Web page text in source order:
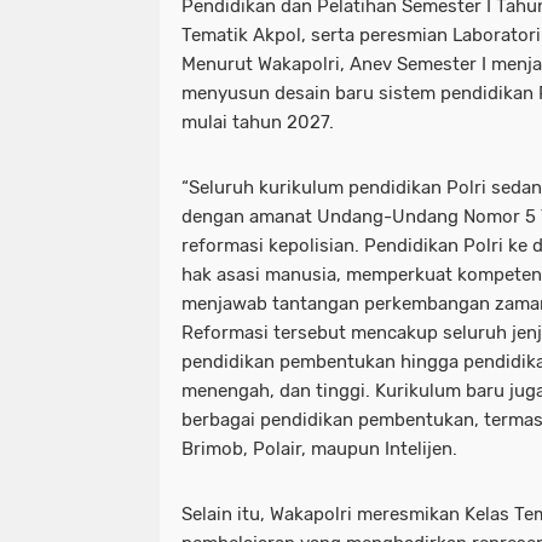
Pendidikan dan Pelatihan Semester I
Tematik Akpol, serta peresmian
Menurut Wakapolri, Anev Semester I
menyusun desain baru sistem
mulai tahun 2027.
“Seluruh kurikulum pendidikan Polri
dengan amanat Undang-Undang Nomor
reformasi kepolisian. Pendidikan Polri ke
hak asasi manusia, memperkuat
menjawab tantangan perkembangan
Reformasi tersebut mencakup seluruh
pendidikan pembentukan hingga
menengah, dan tinggi. Kurikulum baru
berbagai pendidikan pembentukan,
Brimob, Polair, maupun Intelijen.
Selain itu, Wakapolri meresmikan Kelas